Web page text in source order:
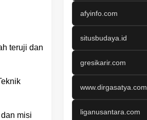
teruji dan
misi
afyinfo.com
situsbudaya.id
gresikarir.com
www.dirgasatya.com
liganusantara.com